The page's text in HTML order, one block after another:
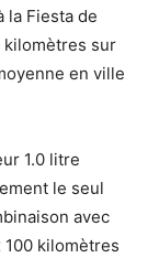
la Fiesta de
kilomètres sur
en ville
1.0 litre
le seul
avec
kilomètres